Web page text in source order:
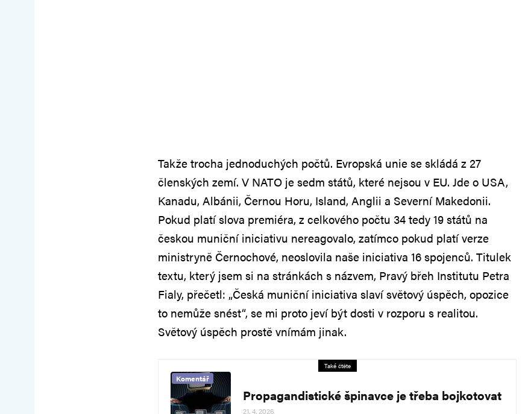
Takže trocha jednoduchých počtů. Evropská unie se skládá z 27
členských zemí. V NATO je sedm států, které nejsou v EU. Jde o USA,
Kanadu, Albánii, Černou Horu, Island, Anglii a Severní Makedonii.
Pokud platí slova premiéra, z celkového počtu 34 tedy 19 států na
českou muniční iniciativu nereagovalo, zatímco pokud platí verze
ministryně Černochové, neoslovila naše iniciativa 16 spojenců. Titulek
textu, který jsem si na stránkách s názvem, Pravý břeh Institutu Petra
Fialy, přečetl: „Česká muniční iniciativa slaví světový úspěch, opozice
to nemůže snést“, se mi proto jeví být dosti v rozporu s realitou.
Světový úspěch prostě vnímám jinak.
Také čtěte
Komentář
Propagandistické špinavce je třeba bojkotovat
21. 4. 2026